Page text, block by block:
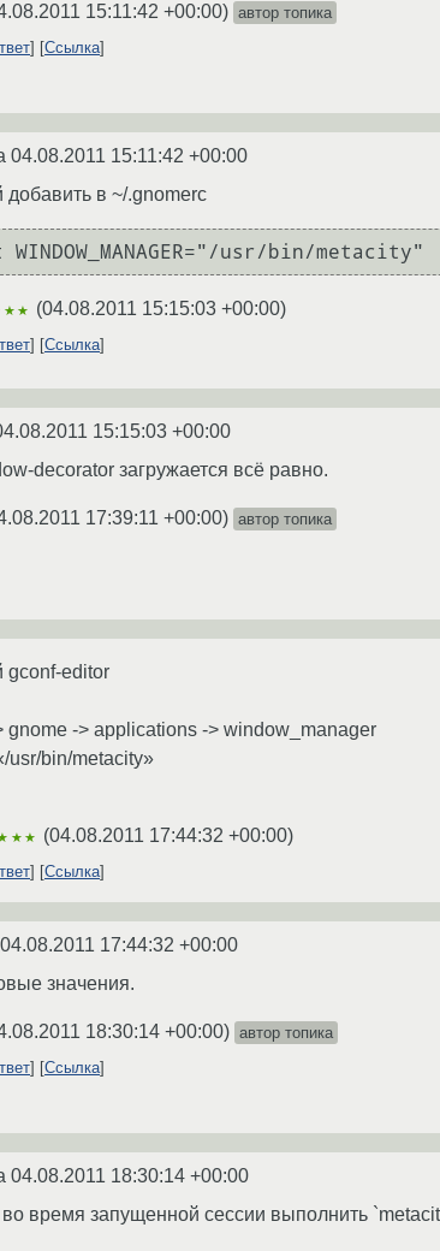
15:11:42 +00:00) автор топика
Ссылка
04.08.2011 15:11:42 +00:00
добавить в ~/.gnomerc
(04.08.2011 15:15:03 +00:00)
Ссылка
15:15:03 +00:00
decorator загружается всё равно.
17:39:11 +00:00) автор топика
gconf-editor
gnome -> applications -> window_manager
usr/bin/metacity»
(04.08.2011 17:44:32 +00:00)
Ссылка
04.08.2011 17:44:32 +00:00
значения.
18:30:14 +00:00) автор топика
Ссылка
04.08.2011 18:30:14 +00:00
время запущенной сессии выполнить